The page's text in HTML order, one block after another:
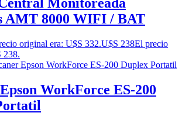
AMT 8000 WIFI / BAT
original era: U$S 332.U$S 238El precio
238.
WorkForce ES-200